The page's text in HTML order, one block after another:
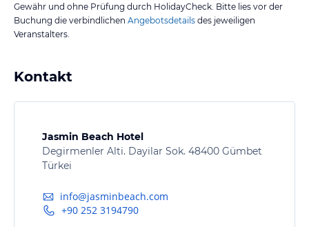
Gewähr und ohne Prüfung durch HolidayCheck. Bitte lies vor der
Buchung die verbindlichen Angebotsdetails des jeweiligen
Veranstalters.
Kontakt
Jasmin Beach Hotel
Degirmenler Alti. Dayilar Sok. 48400 Gümbet
Türkei
info@jasminbeach.com
+90 252 3194790